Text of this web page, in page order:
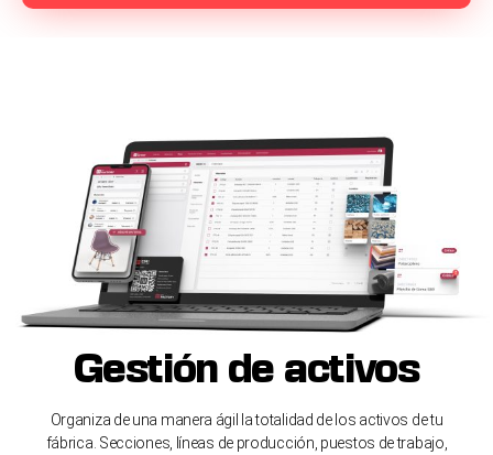
Gestión de activos
Organiza de una manera ágil la totalidad de los activos de tu
fábrica. Secciones, líneas de producción, puestos de trabajo,